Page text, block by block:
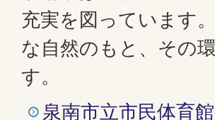
充実を図っています
な自然のもと、その
す。
泉南市立市民体育